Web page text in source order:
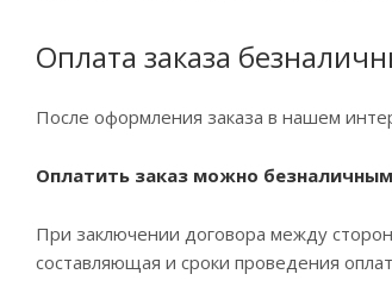
Оплата заказа
После оформления заказа в нашем
Оплатить заказ можно
При заключении договора между
составляющая и сроки проведения